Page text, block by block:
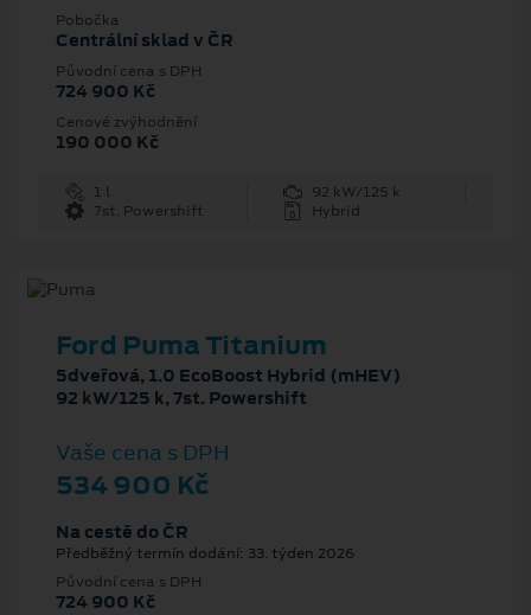
Pobočka
Centrální sklad v ČR
Původní cena s DPH
724 900 Kč
Cenové zvýhodnění
190 000 Kč
1 l
92 kW/125 k
7st. Powershift
Hybrid
Ford Puma Titanium
5dveřová, 1.0 EcoBoost Hybrid (mHEV)
92 kW/125 k, 7st. Powershift
Vaše cena s DPH
534 900 Kč
Na cestě do ČR
Předběžný termín dodání: 33. týden 2026
Původní cena s DPH
724 900 Kč